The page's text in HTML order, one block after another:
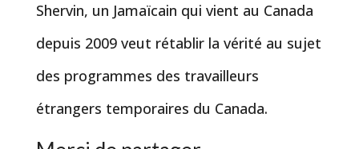
Shervin, un Jamaïcain qui vient au Canada
depuis 2009 veut rétablir la vérité au sujet
des programmes des travailleurs
étrangers temporaires du Canada.